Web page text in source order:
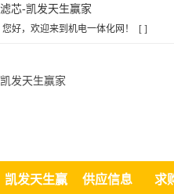
滤芯-凯发天生赢家
您好，欢迎来到机电一体化网！ [ ]
凯发天生赢家
凯发天生赢 供应信息 求